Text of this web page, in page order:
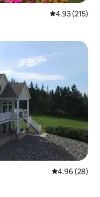
Calificación
4.93 (215)
Calificación
4.96 (28)